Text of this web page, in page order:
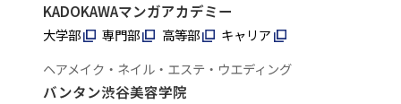
KADOKAWAマンガアカデミー
大学部 専門部 高等部
キャリア
ヘアメイク・ネイル・エステ・ウエディング
バンタン渋谷美容学院